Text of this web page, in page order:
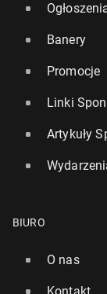
Banery
Promocje
Linki
Artykuły
BIURO
O nas